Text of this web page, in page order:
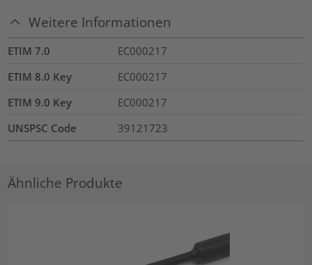
Weitere Informationen
ETIM 7.0
EC000217
ETIM 8.0 Key
EC000217
ETIM 9.0 Key
EC000217
UNSPSC Code
39121723
Ähnliche Produkte